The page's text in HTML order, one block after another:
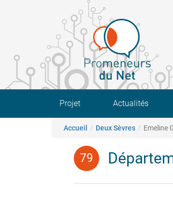
Main navigation
Projet Actualités
Fil d'Ariane
Accueil Deux Sèvres Emeline